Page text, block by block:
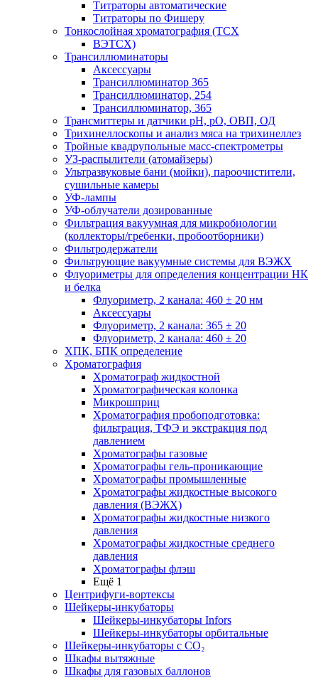
Титраторы автоматические
Титраторы по Фишеру
Тонкослойная хроматография (ТСХ
ВЭТСХ)
Трансиллюминаторы
Аксессуары
Трансиллюминатор 365
Трансиллюминатор, 254
Трансиллюминатор, 365
Трансмиттеры и датчики рН, рО, ОВП, ОД
Трихинеллоскопы и анализ мяса на трихинеллез
Тройные квадрупольные масс-спектрометры
УЗ-распылители (атомайзеры)
Ультразвуковые бани (мойки), пароочистители,
сушильные камеры
УФ-лампы
УФ-облучатели дозированные
Фильтрация вакуумная для микробиологии
(коллекторы/гребенки, пробоотборники)
Фильтродержатели
Фильтрующие вакуумные системы для ВЭЖХ
Флуориметры для определения концентрации НК
и белка
Флуориметр, 2 канала: 460 ± 20 нм
Аксессуары
Флуориметр, 2 канала: 365 ± 20
Флуориметр, 2 канала: 460 ± 20
ХПК, БПК определение
Хроматография
Хроматограф жидкостной
Хроматографическая колонка
Микрошприц
Хроматография пробоподготовка:
фильтрация, ТФЭ и экстракция под
давлением
Хроматографы газовые
Хроматографы гель-проникающие
Хроматографы промышленные
Хроматографы жидкостные высокого
давления (ВЭЖХ)
Хроматографы жидкостные низкого
давления
Хроматографы жидкостные среднего
давления
Хроматографы флэш
Ещё 1
Центрифуги-вортексы
Шейкеры-инкубаторы
Шейкеры-инкубаторы Infors
Шейкеры-инкубаторы орбитальные
Шейкеры-инкубаторы с CО₂
Шкафы вытяжные
Шкафы для газовых баллонов